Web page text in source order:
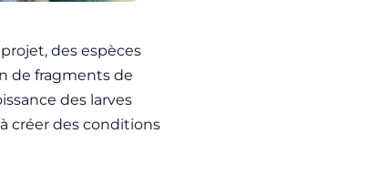
des espèces
de fragments de
des larves
créer des conditions